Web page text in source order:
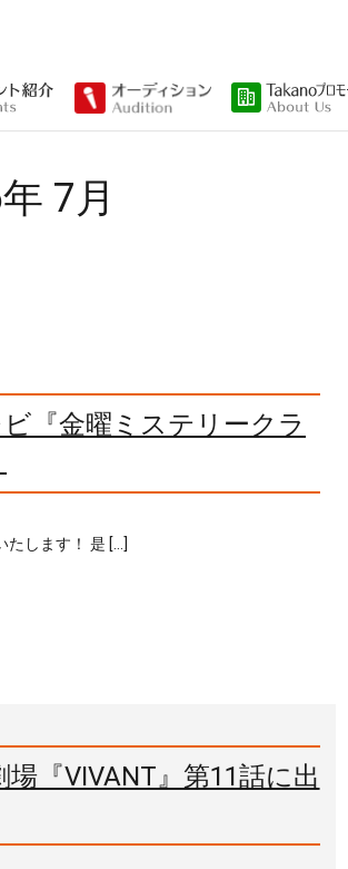
7月
『金曜ミステリークラ
たします！ 是 […]
『VIVANT』第11話に出